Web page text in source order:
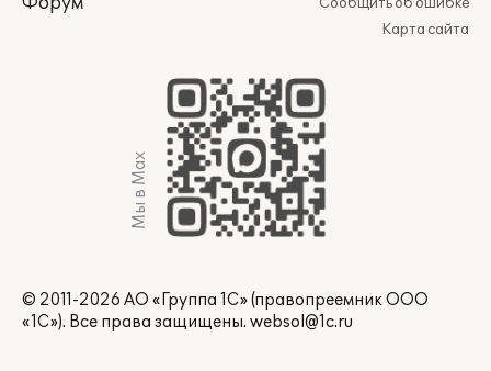
Карта сайта
Мы в Max
© 2011-2026 АО «Группа 1С» (правопреемник ООО
«1С»). Все права защищены. websol@1c.ru